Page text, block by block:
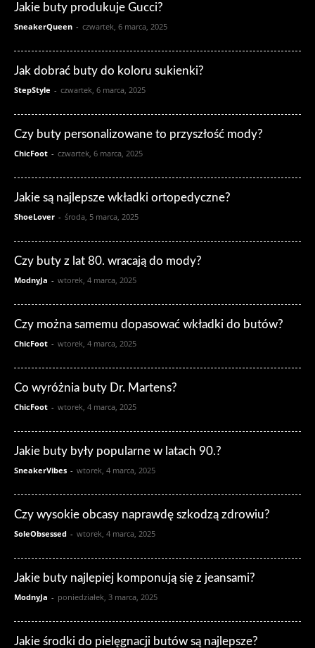
Jakie buty produkuje Gucci?
SneakerQueen - czwartek, 6 marca, 2025
Jak dobrać buty do koloru sukienki?
StepStyle - czwartek, 6 marca, 2025
Czy buty personalizowane to przyszłość mody?
ChicFoot - czwartek, 6 marca, 2025
Jakie są najlepsze wkładki ortopedyczne?
ShoeLover - środa, 5 marca, 2025
Czy buty z lat 80. wracają do mody?
ModnyJa - wtorek, 4 marca, 2025
Czy można samemu dopasować wkładki do butów?
ChicFoot - wtorek, 4 marca, 2025
Co wyróżnia buty Dr. Martens?
ChicFoot - wtorek, 4 marca, 2025
Jakie buty były popularne w latach 90.?
SneakerVibes - wtorek, 4 marca, 2025
Czy wysokie obcasy naprawdę szkodzą zdrowiu?
SoleObsessed - wtorek, 4 marca, 2025
Jakie buty najlepiej komponują się z jeansami?
ModnyJa - poniedziałek, 3 marca, 2025
Jakie środki do pielęgnacji butów są najlepsze?